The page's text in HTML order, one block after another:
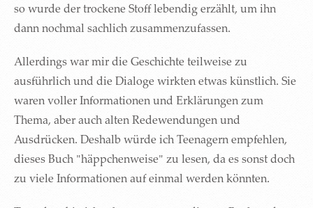
so wurde der trockene Stoff lebendig erzählt, um ihn
dann nochmal sachlich zusammenzufassen.
Allerdings war mir die Geschichte teilweise zu
ausführlich und die Dialoge wirkten etwas künstlich. Sie
waren voller Informationen und Erklärungen zum
Thema, aber auch alten Redewendungen und
Ausdrücken. Deshalb würde ich Teenagern empfehlen,
dieses Buch "häppchenweise" zu lesen, da es sonst doch
zu viele Informationen auf einmal werden könnten.